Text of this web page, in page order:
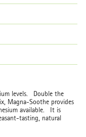
levels. Double the
Magna-Soothe provides
available. It is
tasting, natural